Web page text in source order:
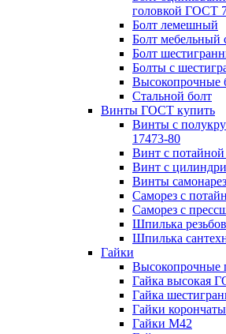
головкой ГОСТ
Болт лемешный
Болт мебельный
Болт
Болты с
Высокопрочные
Стальной болт
Винты ГОСТ купить
Винты с
17473-80
Винт с
Винт с
Винты
Саморез с
Саморез с
Шпилька
Шпилька
Гайки
Высокопрочные
Гайка высокая
Гайка
Гайки
Гайки М42